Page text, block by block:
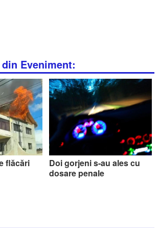
Eveniment:
flăcări
Doi gorjeni s-au ales cu
dosare penale